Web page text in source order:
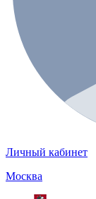
Личный кабинет
Москва